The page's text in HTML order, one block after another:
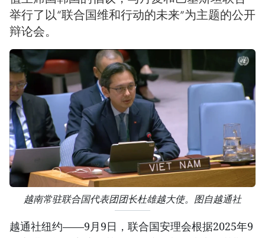
举行了以“联合国维和行动的未来”为主题的公开
辩论会。
越南常驻联合国代表团团长杜雄越大使。图自越通社
越通社纽约——9月9日，联合国安理会根据2025年9